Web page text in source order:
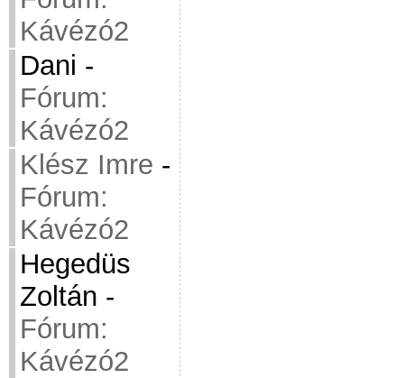
Kávézó2
Dani -
Fórum:
Kávézó2
Klész Imre -
Fórum:
Kávézó2
Hegedüs
Zoltán -
Fórum:
Kávézó2